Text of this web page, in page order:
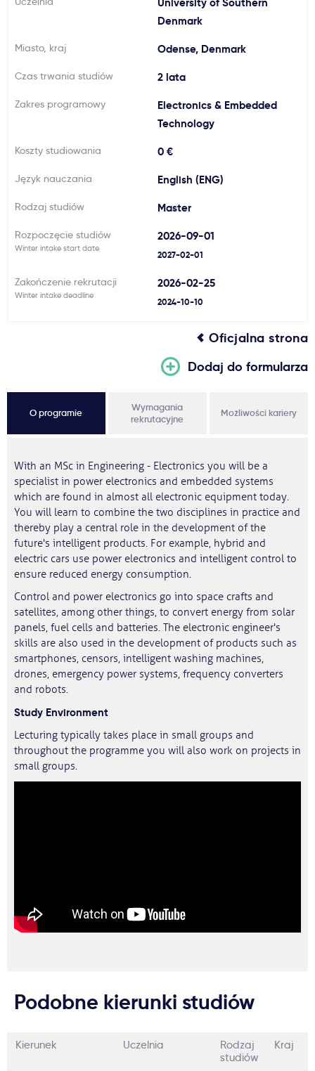
Dlaczego Kastu?
Aktualności
Denmark
Miasto, kraj Odense, Denmark
Czas trwania studiów 2 lata
Zakres programowy
Electronics & Embedded
Technology
Koszty studiowania 0 €
Język nauczania English (ENG)
Rodzaj studiów Master
Rozpoczęcie studiów
Winter intake start date
2026-09-01
2027-02-01
Zakończenie rekrutacji
Winter intake deadline
2026-02-25
2024-10-10
Oficjalna strona
Dodaj do formularza
O programie
Wymagania
rekrutacyjne
Możliwości kariery
With an MSc in Engineering - Electronics you will be a
specialist in power electronics and embedded systems
which are found in almost all electronic equipment today.
You will learn to combine the two disciplines in practice and
thereby play a central role in the development of the
future's intelligent products. For example, hybrid and
electric cars use power electronics and intelligent control to
ensure reduced energy consumption.
Control and power electronics go into space crafts and
satellites, among other things, to convert energy from solar
panels, fuel cells and batteries. The electronic engineer's
skills are also used in the development of products such as
smartphones, censors, intelligent washing machines,
drones, emergency power systems, frequency converters
and robots.
Study Environment
Lecturing typically takes place in small groups and
throughout the programme you will also work on projects in
small groups.
Podobne kierunki studiów
Kierunek Uczelnia
Rodzaj
studiów
Kraj